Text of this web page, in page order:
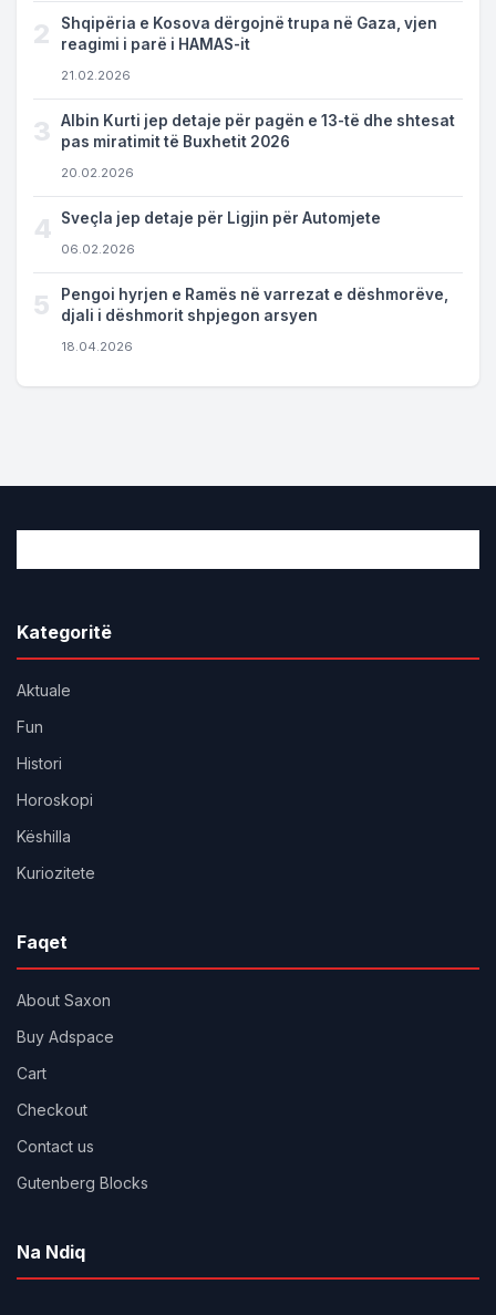
2
Shqipëria e Kosova dërgojnë trupa në Gaza, vjen
reagimi i parë i HAMAS-it
21.02.2026
3
Albin Kurti jep detaje për pagën e 13-të dhe shtesat
pas miratimit të Buxhetit 2026
20.02.2026
4 Sveçla jep detaje për Ligjin për Automjete
06.02.2026
5
Pengoi hyrjen e Ramës në varrezat e dëshmorëve,
djali i dëshmorit shpjegon arsyen
18.04.2026
Kategoritë
Aktuale
Fun
Histori
Horoskopi
Këshilla
Kuriozitete
Faqet
About Saxon
Buy Adspace
Cart
Checkout
Contact us
Gutenberg Blocks
Na Ndiq